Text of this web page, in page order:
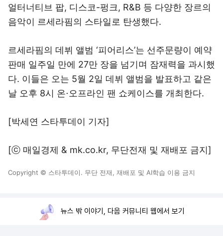
얼터너티브 팝, 디스코-펑크, R&B 등 다양한 장르의
음악이 르세라핌의 스타일로 탄생했다.
르세라핌의 데뷔 앨범 ‘피어리스’는 선주문량이 예약
판매 일주일 만에 27만 장을 넘기며 잠재력을 과시했
다. 이들은 오는 5월 2일 데뷔 앨범을 발표하고 같은
날 오후 8시 온⋅오프라인 팬 쇼케이스를 개최한다.
[박세연 스타투데이 기자]
[ⓒ 매일경제 & mk.co.kr, 무단전재 및 재배포 금지]
Copyright © 스타투데이. 무단 전재, 재배포 및 AI학습 이용 금지
뉴스 밖 이야기, 다음 커뮤니티 웹에서 보기